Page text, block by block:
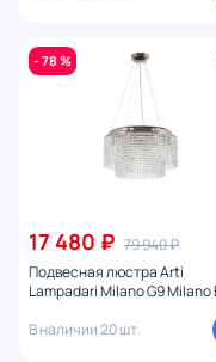
- 78 %
17 480 ₽ 79 940 ₽
Подвесная люстра Arti
Lampadari Milano G9 Milano
В наличии 20 шт.